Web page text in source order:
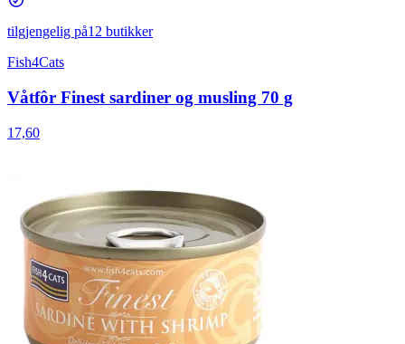
tilgjengelig på12 butikker
Fish4Cats
Våtfôr Finest sardiner og musling 70 g
17,60